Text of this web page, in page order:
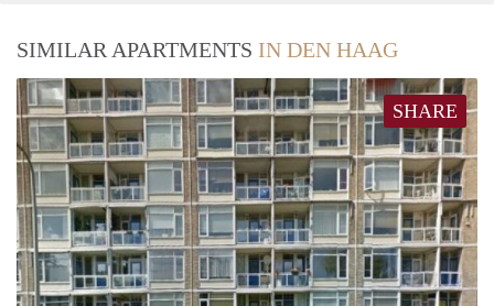
SIMILAR APARTMENTS IN DEN HAAG
SHARE